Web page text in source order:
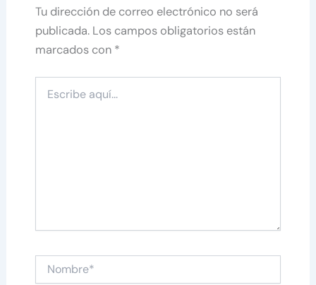
Tu dirección de correo electrónico no será
publicada. Los campos obligatorios están
marcados con *
aquí...